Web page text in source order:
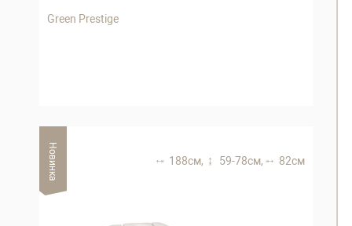
Green Prestige
Новинка 188 см, 59-78 см, 82 см